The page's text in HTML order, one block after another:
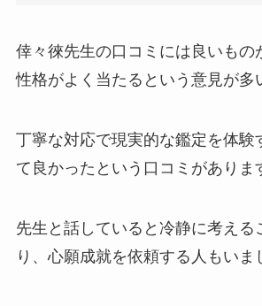
倖々徠先生の口コミには良いもの
性格がよく当たるという意見が多
丁寧な対応で現実的な鑑定を体験
て良かったという口コミがありま
先生と話していると冷静に考える
り、心願成就を依頼する人もいま